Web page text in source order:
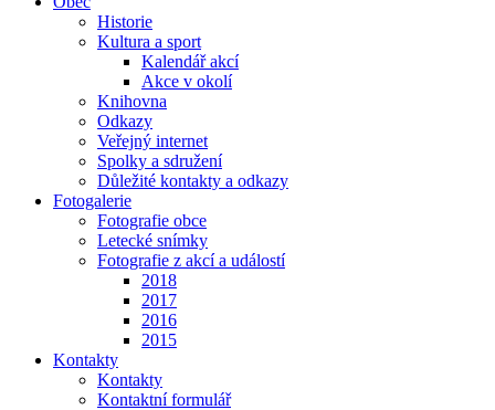
Historie
Kultura a sport
Kalendář akcí
Akce v okolí
Knihovna
Odkazy
Veřejný internet
Spolky a sdružení
Důležité kontakty a odkazy
Fotogalerie
Fotografie obce
Letecké snímky
Fotografie z akcí a událostí
2018
2017
2016
2015
Kontakty
Kontakty
Kontaktní formulář